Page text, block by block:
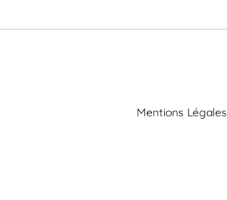
Mentions Légales